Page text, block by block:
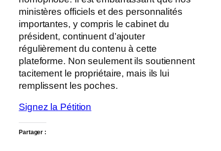
ministères officiels et des personnalités
importantes, y compris le cabinet du
président, continuent d’ajouter
régulièrement du contenu à cette
plateforme. Non seulement ils soutiennent
tacitement le propriétaire, mais ils lui
remplissent les poches.
Signez la Pétition
Partager :